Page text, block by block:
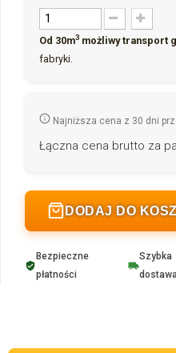
Od 30m3 możliwy transport
fabryki.
Najniższa cena z 30 dni
Łączna cena brutto za
DODAJ DO
Bezpieczne
płatności
Szybka
dostawa